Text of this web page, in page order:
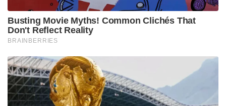
Busting Movie Myths! Common Clichés That
Don't Reflect Reality
BRAINBERRIES